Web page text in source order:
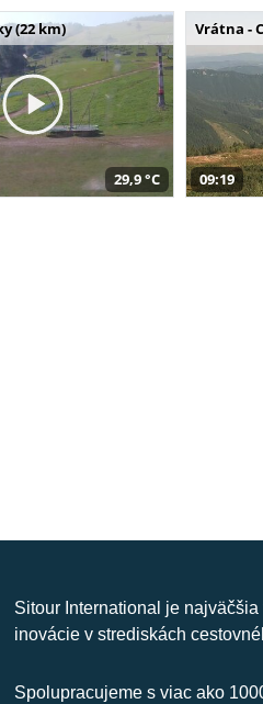
(22 km)
29,9 °C
Vrátna -
09:19
Sitour International je
inovácie v strediskách
Spolupracujeme s viac ako